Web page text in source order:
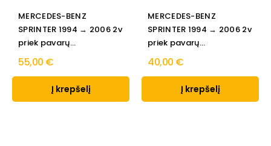
MERCEDES-BENZ
SPRINTER 1994 → 2006 2v
priek pavarų
perjungimo...
55,00 €
Į krepšelį
MERCEDES-BENZ
SPRINTER 1994 → 2006 2v
priek pavarų
perjungimo...
40,00 €
Į krepšelį